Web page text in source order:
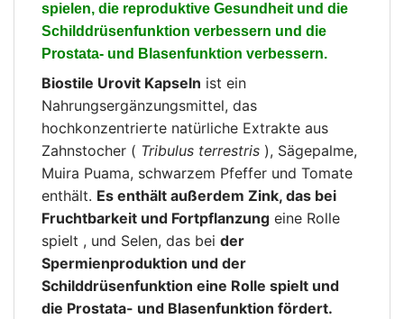
spielen, die reproduktive Gesundheit und die
Schilddrüsenfunktion verbessern und die
Prostata- und Blasenfunktion verbessern.
Biostile Urovit Kapseln ist ein
Nahrungsergänzungsmittel, das
hochkonzentrierte natürliche Extrakte aus
Zahnstocher ( Tribulus terrestris ), Sägepalme,
Muira Puama, schwarzem Pfeffer und Tomate
enthält. Es enthält außerdem Zink, das bei
Fruchtbarkeit und Fortpflanzung eine Rolle
spielt , und Selen, das bei der
Spermienproduktion und der
Schilddrüsenfunktion eine Rolle spielt und
die Prostata- und Blasenfunktion fördert.